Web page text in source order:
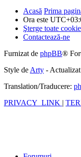
Acasă Prima
Ora este
Şterge toate
Contactează-ne
Furnizat de phpBB®
Style de Arty -
Translation/Traducere:
PRIVACY_LINK |